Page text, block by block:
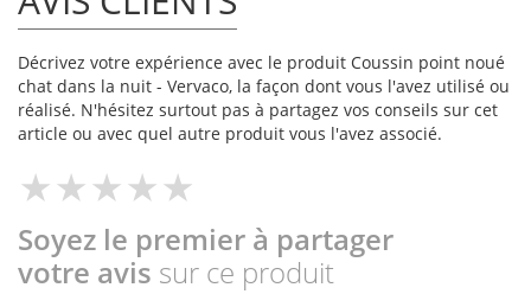
Décrivez votre expérience avec le produit Coussin point noué
chat dans la nuit - Vervaco, la façon dont vous l'avez utilisé ou
réalisé. N'hésitez surtout pas à partagez vos conseils sur cet
article ou avec quel autre produit vous l'avez associé.
Soyez le premier à partager
votre avis sur ce produit